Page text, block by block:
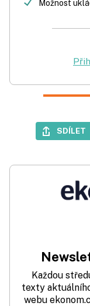
Možnost
SDÍLET
Každou
texty
webu